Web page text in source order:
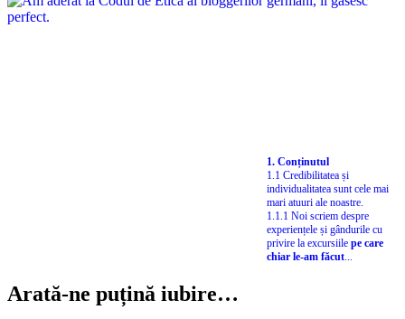
1. Conținutul
1.1 Credibilitatea și
individualitatea sunt cele mai
mari atuuri ale noastre.
1.1.1 Noi scriem despre
experiențele și gândurile cu
privire la excursiile pe care
chiar le-am făcut...
Arată-ne puțină iubire…